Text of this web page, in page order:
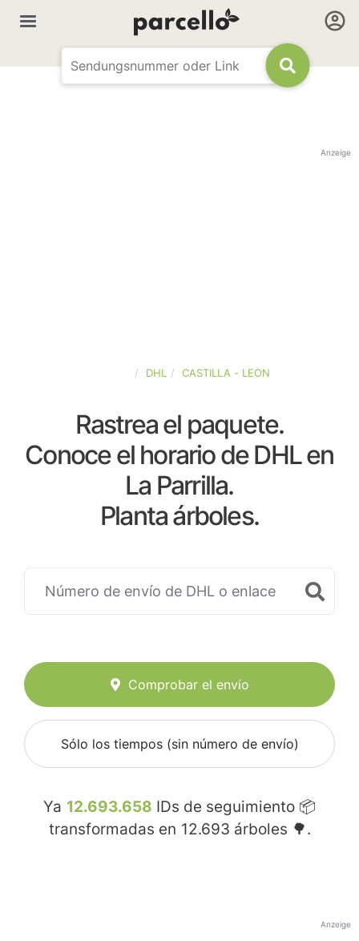
Anzeige
DHL CASTILLA - LEON
Rastrea el paquete.
Conoce el horario de DHL en
La Parrilla.
Planta árboles.
Comprobar el envío
Sólo los tiempos (sin número de envío)
Ya 12.693.658 IDs de seguimiento 📦
transformadas en 12.693 árboles 🌳.
Anzeige